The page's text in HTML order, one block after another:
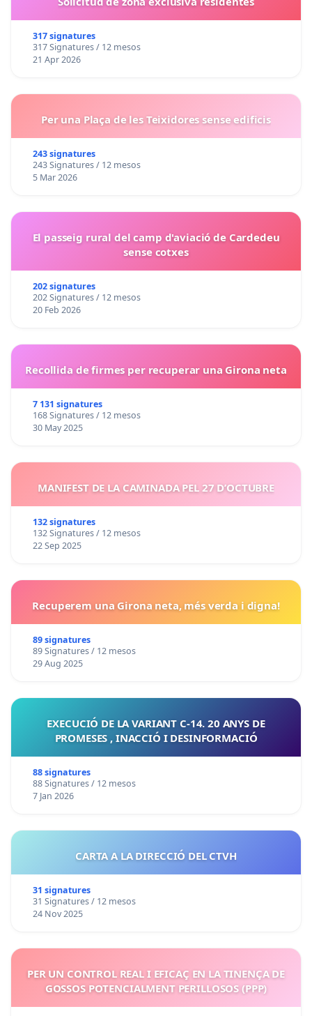
317 signatures
317 Signatures / 12 mesos
21 Apr 2026
Per una Plaça de les Teixidores sense edificis
243 signatures
243 Signatures / 12 mesos
5 Mar 2026
El passeig rural del camp d'aviació de Cardedeu
sense cotxes
202 signatures
202 Signatures / 12 mesos
20 Feb 2026
Recollida de firmes per recuperar una Girona neta
7 131 signatures
168 Signatures / 12 mesos
30 May 2025
MANIFEST DE LA CAMINADA PEL 27 D’OCTUBRE
132 signatures
132 Signatures / 12 mesos
22 Sep 2025
Recuperem una Girona neta, més verda i digna!
89 signatures
89 Signatures / 12 mesos
29 Aug 2025
EXECUCIÓ DE LA VARIANT C-14. 20 ANYS DE
PROMESES , INACCIÓ I DESINFORMACIÓ
88 signatures
88 Signatures / 12 mesos
7 Jan 2026
CARTA A LA DIRECCIÓ DEL CTVH
31 signatures
31 Signatures / 12 mesos
24 Nov 2025
PER UN CONTROL REAL I EFICAÇ EN LA TINENÇA DE
GOSSOS POTENCIALMENT PERILLOSOS (PPP)